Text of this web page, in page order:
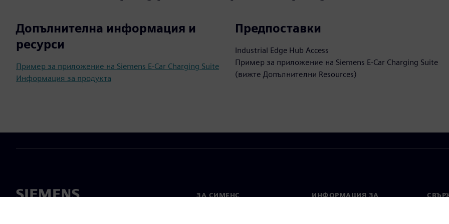
Допълнителна информация и
ресурси
Пример за приложение на Siemens E-Car Charging Suite
Информация за продукта
Предпоставки
Industrial Edge Hub Access
Пример за приложение на Siemens E-Car Charging Suite
(вижте Допълнителни Resources)
ЗА СИМЕНС
ИНФОРМАЦИЯ ЗА